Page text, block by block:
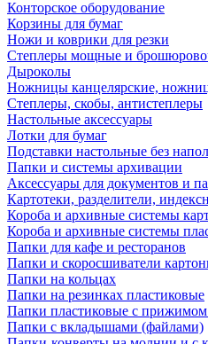
Конторское оборудование
Корзины для бумаг
Ножи и коврики для резки
Степлеры мощные и
Дыроколы
Ножницы канцелярские,
Степлеры, скобы, антистеплеры
Настольные аксессуары
Лотки для бумаг
Подставки настольные без
Папки и системы архивации
Аксессуары для документов и
Картотеки, разделители,
Короба и архивные системы
Короба и архивные системы
Папки для кафе и ресторанов
Папки и скоросшиватели
Папки на кольцах
Папки на резинках пластиковые
Папки пластиковые с
Папки с вкладышами (файлами)